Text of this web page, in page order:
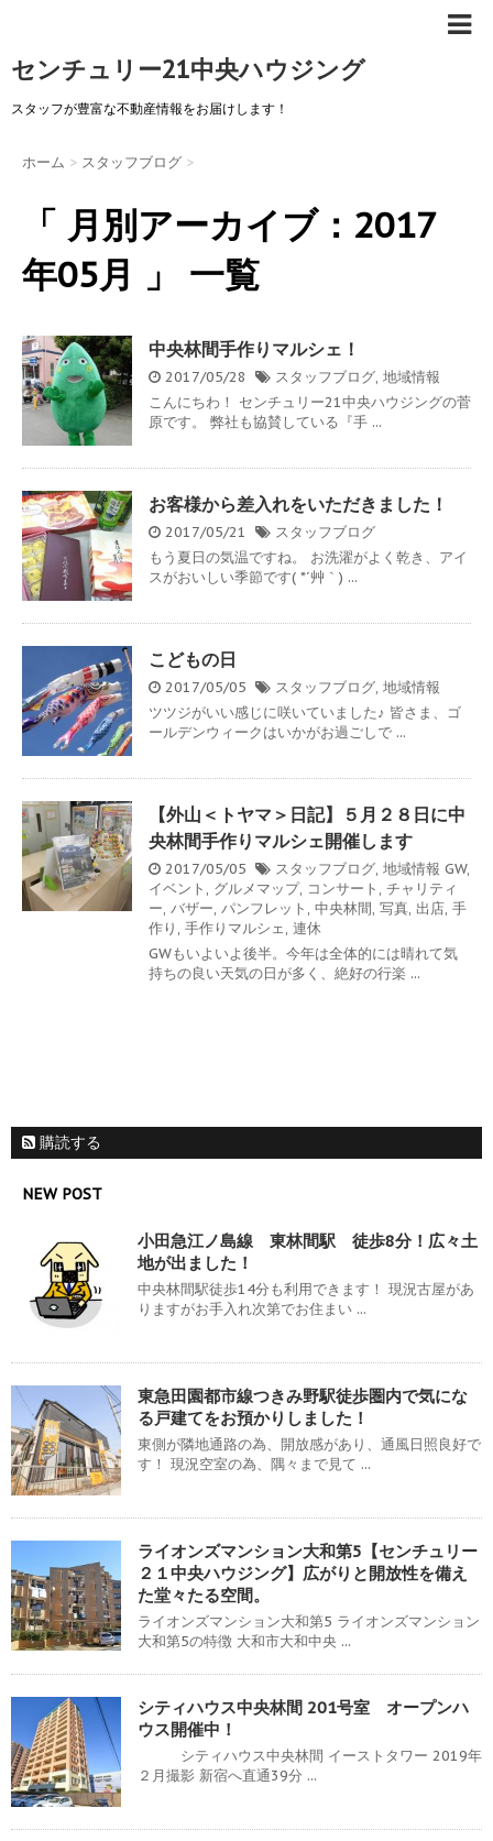
センチュリー21中央ハウジング
スタッフが豊富な不動産情報をお届けします！
ホーム > スタッフブログ >
「 月別アーカイブ：2017
年05月 」 一覧
中央林間手作りマルシェ！
2017/05/28 スタッフブログ, 地域情報
こんにちわ！ センチュリー21中央ハウジングの菅
原です。 弊社も協賛している『手 ...
お客様から差入れをいただきました！
2017/05/21
スタッフブログ
もう夏日の気温ですね。 お洗濯がよく乾き、アイ
スがおいしい季節です( *´艸｀) ...
こどもの日
2017/05/05 スタッフブログ, 地域情報
ツツジがいい感じに咲いていました♪ 皆さま、ゴ
ールデンウィークはいかがお過ごしで ...
【外山＜トヤマ＞日記】５月２８日に中
央林間手作りマルシェ開催します
2017/05/05 スタッフブログ, 地域情報 GW,
イベント , グルメマップ, コンサート , チャリティ
ー, バザー, パンフレット , 中央林間, 写真, 出店, 手
作り , 手作りマルシェ, 連休
GWもいよいよ後半。今年は全体的には晴れて気
持ちの良い天気の日が多く、絶好の行楽 ...
購読する
NEW POST
小田急江ノ島線 東林間駅 徒歩8分！広々土
地が出ました！
中央林間駅徒歩14分も利用できます！ 現況古屋があ
りますがお手入れ次第でお住まい ...
東急田園都市線つきみ野駅徒歩圏内で気にな
る戸建てをお預かりしました！
東側が隣地通路の為、開放感があり、通風日照良好で
す！ 現況空室の為、隅々まで見て ...
ライオンズマンション大和第5【センチュリー
２１中央ハウジング】広がりと開放性を備え
た堂々たる空間。
ライオンズマンション大和第5 ライオンズマンション
大和第5の特徴 大和市大和中央 ...
シティハウス中央林間 201号室 オープンハ
ウス開催中！
シティハウス中央林間 イーストタワー 2019年
２月撮影 新宿へ直通39分 ...